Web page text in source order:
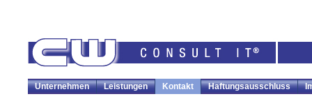
Unternehmen Leistungen Kontakt Haftungsausschluss